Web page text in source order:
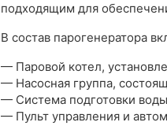
подходящим для
В состав парогенератора
— Паровой котел,
— Насосная группа,
— Система подготовки
— Пульт управления и